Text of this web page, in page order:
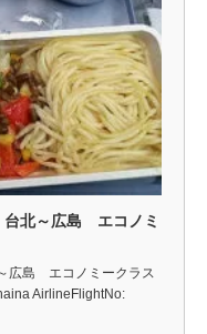
北～広島 エコノミ
広島 エコノミークラス
AirlineFlightNo: